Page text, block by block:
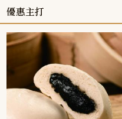
優惠主打